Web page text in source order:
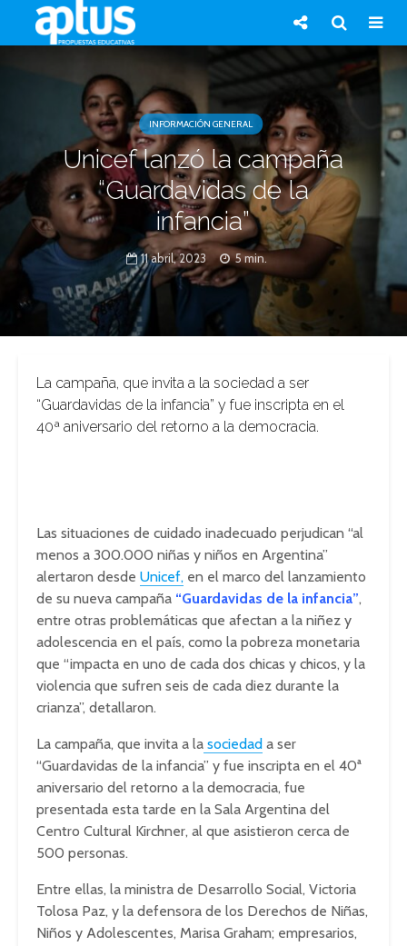
INFORMACIÓN GENERAL
Unicef lanzó la campaña
“Guardavidas de la
infancia”
11 abril, 2023 5 min.
La campaña, que invita a la sociedad a ser
“Guardavidas de la infancia” y fue inscripta en el
40ª aniversario del retorno a la democracia.
Las situaciones de cuidado inadecuado perjudican “al
menos a 300.000 niñas y niños en Argentina”
alertaron desde Unicef, en el marco del lanzamiento
de su nueva campaña “Guardavidas de la infancia”,
entre otras problemáticas que afectan a la niñez y
adolescencia en el país, como la pobreza monetaria
que “impacta en uno de cada dos chicas y chicos, y la
violencia que sufren seis de cada diez durante la
crianza”, detallaron.
La campaña, que invita a la sociedad a ser
“Guardavidas de la infancia” y fue inscripta en el 40ª
aniversario del retorno a la democracia, fue
presentada esta tarde en la Sala Argentina del
Centro Cultural Kirchner, al que asistieron cerca de
500 personas.
Entre ellas, la ministra de Desarrollo Social, Victoria
Tolosa Paz, y la defensora de los Derechos de Niñas,
Niños y Adolescentes, Marisa Graham; empresarios,